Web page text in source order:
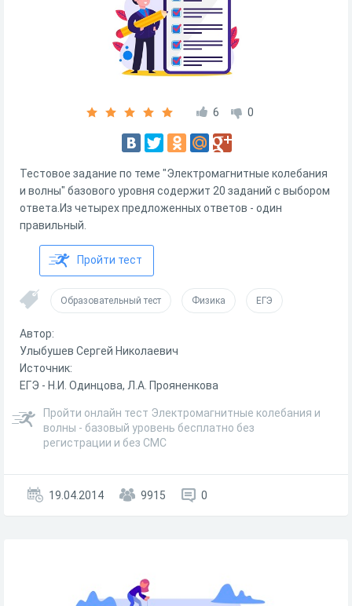
6 0
Тестовое задание по теме "Электромагнитные колебания
и волны" базового уровня содержит 20 заданий с выбором
ответа.Из четырех предложенных ответов - один
правильный.
Пройти тест
Образовательный тест Физика ЕГЭ
Автор:
Улыбушев Сергей Николаевич
Источник:
ЕГЭ - Н.И. Одинцова, Л.А. Прояненкова
Пройти онлайн тест Электромагнитные колебания и
волны - базовый уровень бесплатно без
регистрации и без СМС
19.04.2014 9915 0